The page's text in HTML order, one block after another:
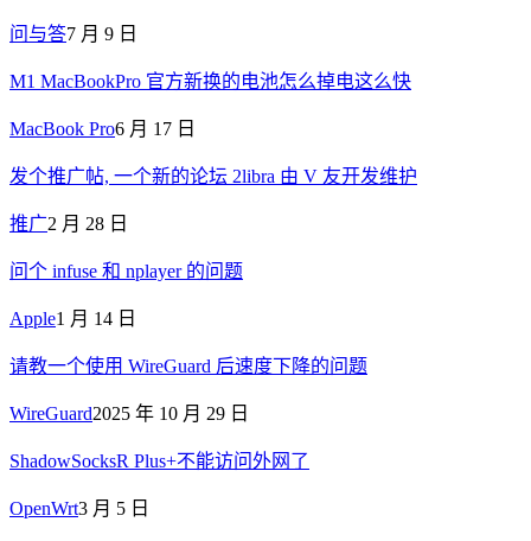
问与答7 月 9 日
M1 MacBookPro 官方新换的电池怎么掉电这么快
MacBook Pro6 月 17 日
发个推广帖, 一个新的论坛 2libra 由 V 友开发维护
推广2 月 28 日
问个 infuse 和 nplayer 的问题
Apple1 月 14 日
请教一个使用 WireGuard 后速度下降的问题
WireGuard2025 年 10 月 29 日
ShadowSocksR Plus+不能访问外网了
OpenWrt3 月 5 日